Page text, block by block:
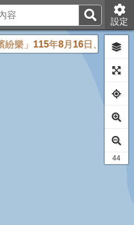
設定
」115年8月16日、8月23日及
39